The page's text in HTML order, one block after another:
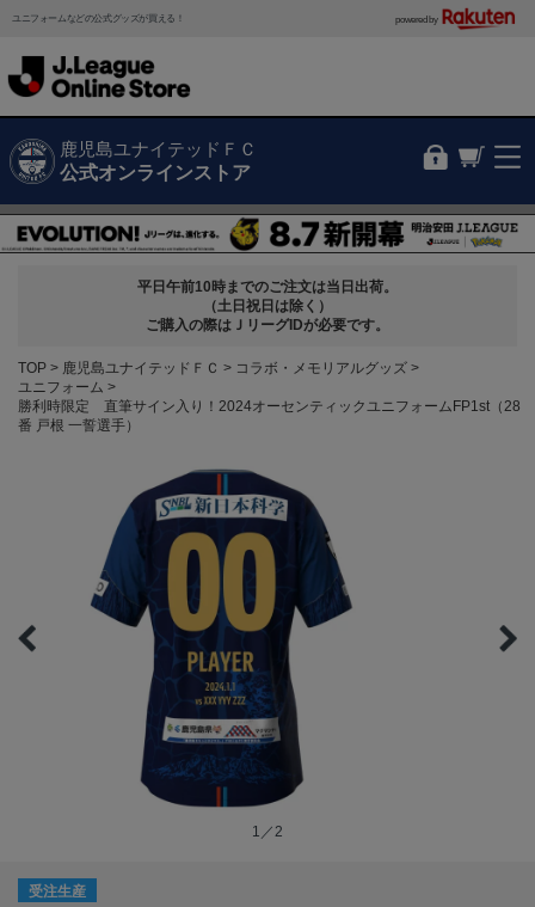
ユニフォームなどの公式グッズが買える！ powered by
鹿児島ユナイテッドＦＣ
公式オンラインストア
平日午前10時までのご注文は当日出荷。
（土日祝日は除く）
ご購入の際はＪリーグIDが必要です。
TOP 鹿児島ユナイテッドＦＣ
コラボ・メモリアルグッズ
ユニフォーム
勝利時限定 直筆サイン入り！2024オーセンティックユニフォームFP1st（28
番 戸根 一誓選手）
1／2
受注生産